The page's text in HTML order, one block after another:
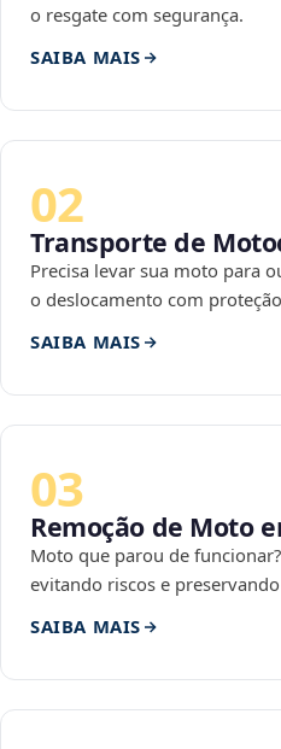
o resgate com segurança.
SAIBA MAIS
02
Transporte de
Precisa levar sua moto para
o deslocamento com
SAIBA MAIS
03
Remoção de Moto
Moto que parou de
evitando riscos e
SAIBA MAIS